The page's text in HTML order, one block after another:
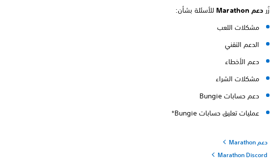
زُر دعم Marathon
للأسئلة بشأن:
مشكلات اللعب
الدعم التقني
دعم الأخطاء
مشكلات الشراء
دعم حسابات Bungie
عمليات تعليق حسابات Bungie*
دعم Marathon
Marathon Discord